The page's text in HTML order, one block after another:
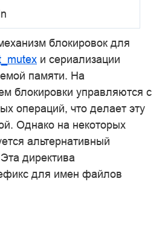
блокировок для
и сериализации
памяти. На
блокировки управляются с
операций, что делает эту
Однако на некоторых
альтернативный
директива
для имен файлов